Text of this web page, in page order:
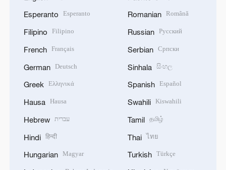
Esperanto Esperanto
Filipino Filipino
French Français
German Deutsch
Greek Ελληνικά
Hausa Hausa
Hebrew עברית
Hindi हिन्दी
Hungarian Magyar
Romanian Română
Russian Русский
Serbian Српски
Sinhala සිංහල
Spanish Español
Swahili Kiswahili
Tamil தமிழ்
Thai ไทย
Turkish Türkçe